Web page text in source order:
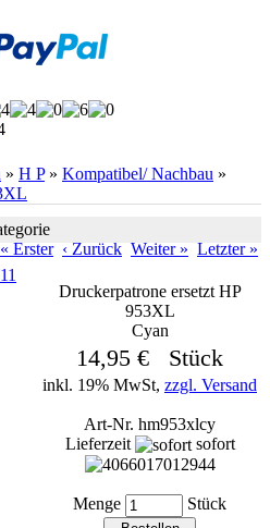
» H P» Kompatibel/ Nachbau »
« Erster ‹ Zurück Weiter » Letzter »
Druckerpatrone ersetzt HP
953XL
Cyan
14,95 € Stück
inkl. 19% MwSt, zzgl. Versand
Art-Nr. hm953xlcy
Lieferzeit
sofort
Menge Stück